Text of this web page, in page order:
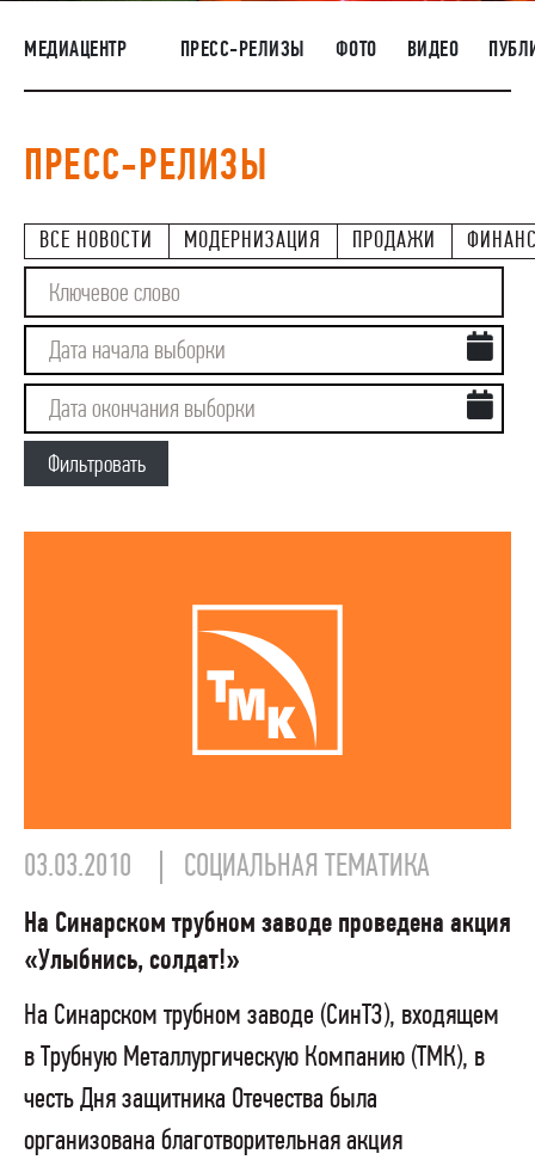
НАШИ ЛЮДИ
ОКРУЖАЮЩАЯ СРЕДА
РАСКРЫТИЕ ИНФОРМАЦИИ
ЗАКУПКИ
МЕДИАЦЕНТР ПРЕСС-РЕЛИЗЫ ФОТО ВИДЕО
ПРЕСС-РЕЛИЗЫ
ВСЕ НОВОСТИ МОДЕРНИЗАЦИЯ ПРОДАЖИ
Фильтровать
03.03.2010 СОЦИАЛЬНАЯ ТЕМАТИКА
На Синарском трубном заводе проведена акция
«Улыбнись, солдат!»
На Синарском трубном заводе (СинТЗ), входящем
в Трубную Металлургическую Компанию (ТМК), в
честь Дня защитника Отечества была
организована благотворительная акция